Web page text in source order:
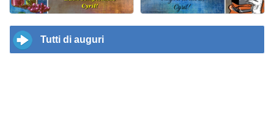
Tutti di auguri